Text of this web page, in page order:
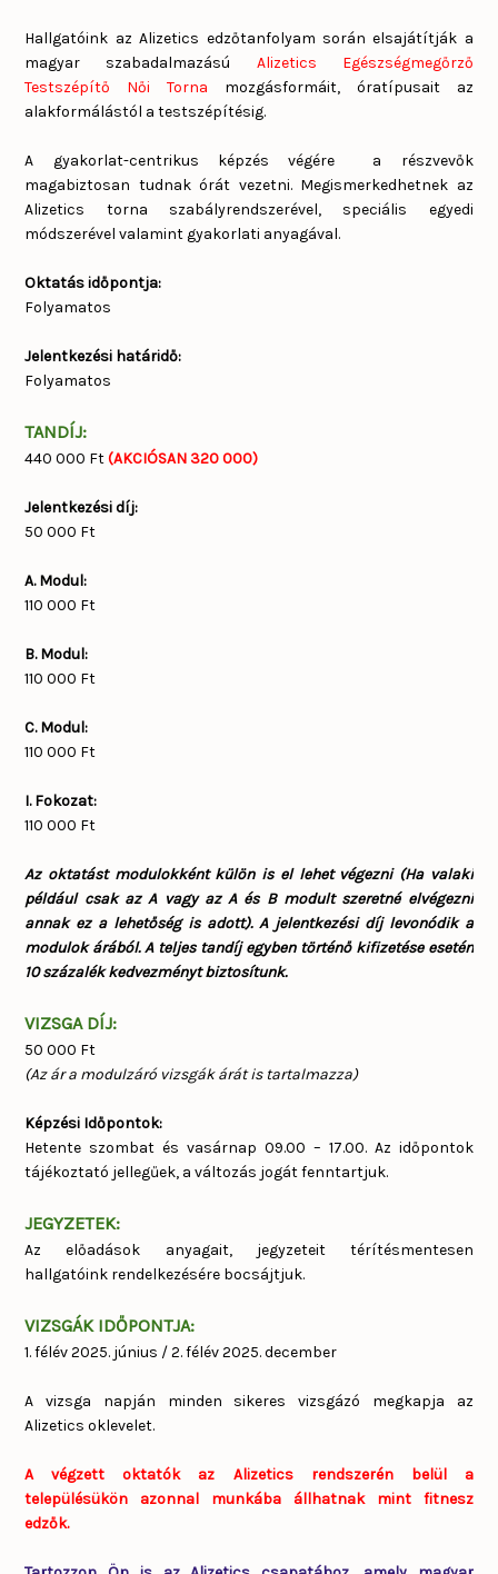
Hallgatóink az Alizetics edzőtanfolyam során elsajátítják a
magyar szabadalmazású Alizetics Egészségmegőrző
Testszépítő Női Torna mozgásformáit, óratípusait az
alakformálástól a testszépítésig.
A gyakorlat-centrikus képzés végére a részvevők
magabiztosan tudnak órát vezetni. Megismerkedhetnek az
Alizetics torna szabályrendszerével, speciális egyedi
módszerével valamint gyakorlati anyagával.
Oktatás időpontja:
Folyamatos
Jelentkezési határidő:
Folyamatos
TANDÍJ:
440 000 Ft(AKCIÓSAN 320 000)
Jelentkezési díj:
50 000 Ft
A. Modul:
110 000 Ft
B. Modul:
110 000 Ft
C. Modul:
110 000 Ft
I. Fokozat:
110 000 Ft
Az oktatást modulokként külön is el lehet végezni (Ha valaki
például csak az A vagy az A és B modult szeretné elvégezni
annak ez a lehetőség is adott). A jelentkezési díj levonódik a
modulok árából. A teljes tandíj egyben történő kifizetése esetén
10 százalék kedvezményt biztosítunk.
VIZSGA DÍJ:
50 000 Ft
(Az ár a modulzáró vizsgák árát is tartalmazza)
Képzési Időpontok:
Hetente szombat és vasárnap 09.00 – 17.00. Az időpontok
tájékoztató jellegűek, a változás jogát fenntartjuk.
JEGYZETEK:
Az előadások anyagait, jegyzeteit térítésmentesen
hallgatóink rendelkezésére bocsájtjuk.
VIZSGÁK IDŐPONTJA:
1. félév 2025. június / 2. félév 2025. december
A vizsga napján minden sikeres vizsgázó megkapja az
Alizetics oklevelet.
A végzett oktatók az Alizetics rendszerén belül a
településükön azonnal munkába állhatnak mint fitnesz
edzők.